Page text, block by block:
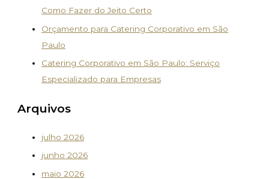
Como Fazer do Jeito Certo
Orçamento para Catering Corporativo em São
Paulo
Catering Corporativo em São Paulo: Serviço
Especializado para Empresas
Arquivos
julho 2026
junho 2026
maio 2026